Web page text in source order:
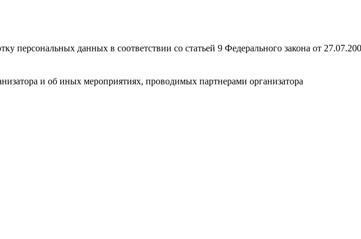
персональных данных в соответствии со статьей 9 Федерального закона от
и об иных мероприятиях, проводимых партнерами организатора